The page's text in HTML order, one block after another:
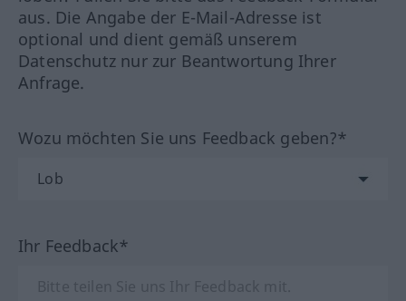
aus. Die Angabe der E-Mail-Adresse ist
optional und dient gemäß unserem
Datenschutz nur zur Beantwortung Ihrer
Anfrage.
Wozu möchten Sie uns Feedback geben?*
Ihr Feedback*